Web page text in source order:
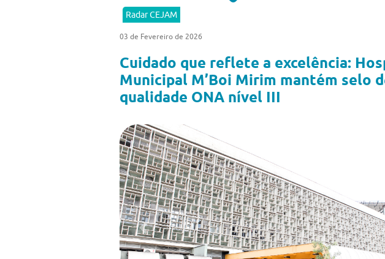
Radar CEJAM
03 de Fevereiro de 2026
Cuidado que reflete a excelência:
Municipal M’Boi Mirim mantém selo
qualidade ONA nível III
Previous